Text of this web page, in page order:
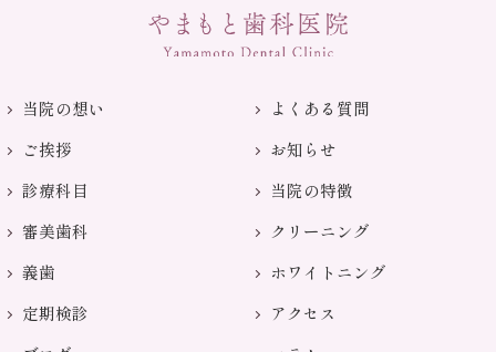
当院の想い
よくある質問
ご挨拶
お知らせ
診療科目
当院の特徴
審美歯科
クリーニング
義歯
ホワイトニング
定期検診
アクセス